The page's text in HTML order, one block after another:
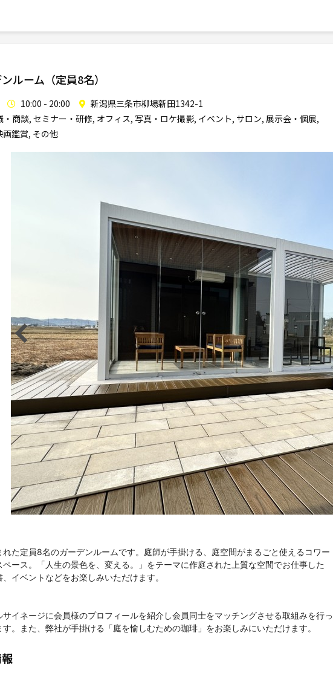
ルーム（定員8名）
10:00 - 20:00
新潟県三条市柳場新田1342-1
・商談, セミナー・研修, オフィス, 写真・ロケ撮影, イベント, サロン, 展示会・個展,
画鑑賞, その他
れた定員8名のガーデンルームです。 庭師が手掛ける、庭空間がまるごと使えるコワー
ペース。「人生の景色を、変える。」をテーマに作庭された上質な空間でお仕事した
、イベントなどをお楽しみいただけます。
サイネージに会員様のプロフィールを紹介し会員同士をマッチングさせる取組みを行っ
す。また、弊社が手掛ける「庭を愉しむための珈琲」をお楽しみにいただけます。